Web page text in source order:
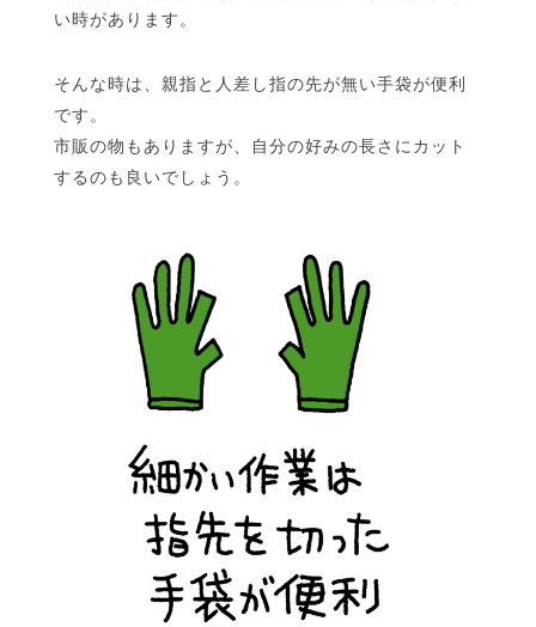
い時があります。
そんな時は、親指と人差し指の先が無い手袋が便利
です。
市販の物もありますが、自分の好みの長さにカット
するのも良いでしょう。